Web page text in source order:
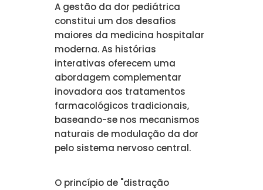
A gestão da dor pediátrica
constitui um dos desafios
maiores da medicina hospitalar
moderna. As histórias
interativas oferecem uma
abordagem complementar
inovadora aos tratamentos
farmacológicos tradicionais,
baseando-se nos mecanismos
naturais de modulação da dor
pelo sistema nervoso central.
O princípio de "distração